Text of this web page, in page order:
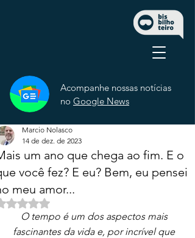
Acompanhe nossas notícias
no Google News
um ano que chega ao fim. E o
você fez? E eu? Bem, eu pensei
meu amor...
Marcio Nolasco
14 de dez. de 2023
Avaliado com NaN de 5 estrelas.
O tempo é um dos aspectos mais
fascinantes da vida e, por incrível que